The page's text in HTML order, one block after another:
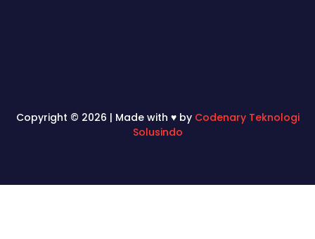
Copyright © 2026 | Made with ♥ by Codenary Teknologi
Solusindo